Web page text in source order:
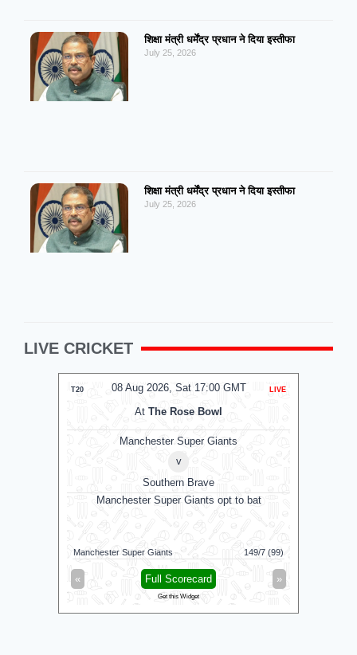
शिक्षा मंत्री धर्मेंद्र प्रधान ने दिया इस्तीफा
July 25, 2026
शिक्षा मंत्री धर्मेंद्र प्रधान ने दिया इस्तीफा
July 25, 2026
LIVE CRICKET
08 Aug 2026, Sat 17:00 GMT
T20 LIVE
At The Rose Bowl
Manchester Super Giants
v
Southern Brave
Manchester Super Giants opt to bat
Manchester Super Giants 149/7 (99)
« »
Full Scorecard
Get this Widget